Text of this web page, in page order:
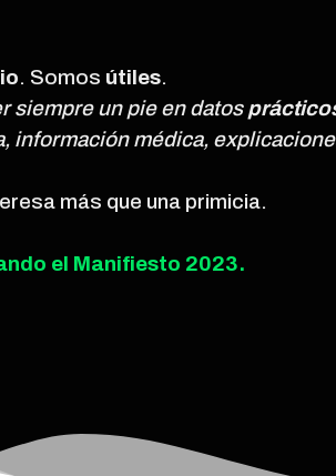
. Somos útiles.
siempre un pie en datos
información médica,
más que una primicia.
el Manifiesto 2023.